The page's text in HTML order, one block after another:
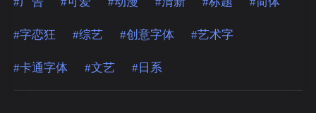
#字恋狂 #综艺 #创意字体 #艺术字
#卡通字体 #文艺 #日系